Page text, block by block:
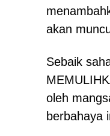
akan
Sebaik
oleh
berbahaya